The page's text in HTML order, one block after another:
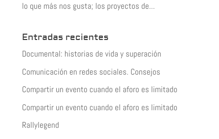
lo que más nos gusta; los proyectos de...
Entradas recientes
Documental: historias de vida y superación
Comunicación en redes sociales. Consejos
Compartir un evento cuando el aforo es limitado
Compartir un evento cuando el aforo es limitado
Rallylegend